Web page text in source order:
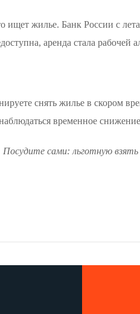
ищет жилье. Банк России с
аренда стала
снять жилье в скором
временное
сами: льготную